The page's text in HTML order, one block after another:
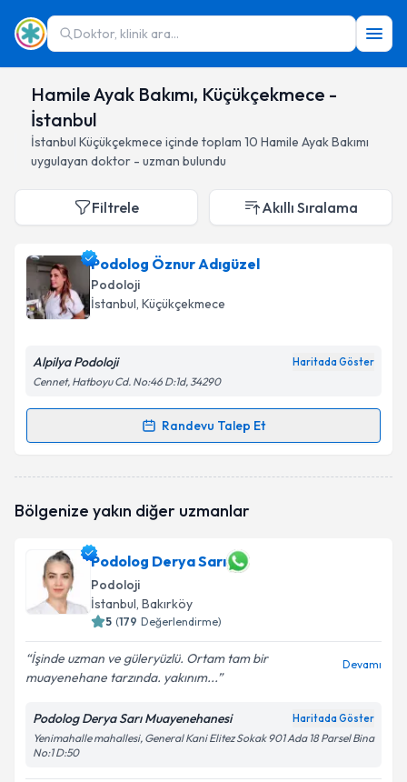
Doktor, klinik ara...
Hamile Ayak Bakımı, Küçükçekmece -
İstanbul
İstanbul Küçükçekmece içinde toplam 10 Hamile Ayak Bakımı
uygulayan doktor - uzman bulundu
Filtrele Akıllı Sıralama
Podolog Öznur Adıgüzel
Podoloji
İstanbul, Küçükçekmece
Alpilya Podoloji Haritada Göster
Cennet, Hatboyu Cd. No:46 D:1d, 34290
Randevu Talep Et
Randevu Takvimi Talebi
oluşturun. Size bu uzmandan randevu almanız için bir
E-posta Adresiniz
Kişisel verilerimin işlenmesine ilişkin
Aydınlatma
Metni'ni okudum ve kişisel verilerimin belirtilen
Bölgenize yakın diğer uzmanlar
Podolog Derya Sarı
Podoloji
İstanbul, Bakırköy
5 (179 Değerlendirme)
İşinde uzman ve güleryüzlü. Ortam tam bir
muayenehane tarzında. yakınım...
Devamı
Podolog Derya Sarı Muayenehanesi Haritada Göster
Yenimahalle mahallesi, General Kani Elitez Sokak 901 Ada 18 Parsel Bina
No:1 D:50